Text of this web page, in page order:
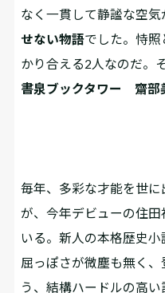
なく一貫して静謐な空
せない物語でした。恃
かり合える2人なのだ。
書泉ブックタワー 齋部
毎年、多彩な才能を世
が、今年デビューの住
いる。新人の本格歴史
屈っぽさが微塵も無く
う、結構ハードルの高